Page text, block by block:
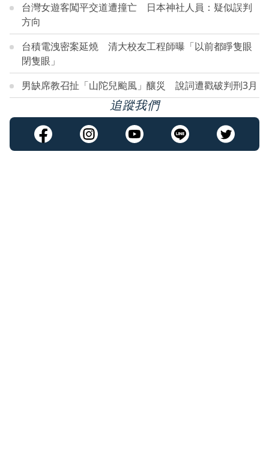
台灣女遊客闖平交道遭撞亡 日本神社人員：疑似誤判
方向
台積電洩密案延燒 清大校友工程師曝「以前都睜隻眼
閉隻眼」
男缺席教召扯「山陀兒颱風」釀災 說詞遭戳破判刑3月
追蹤我們